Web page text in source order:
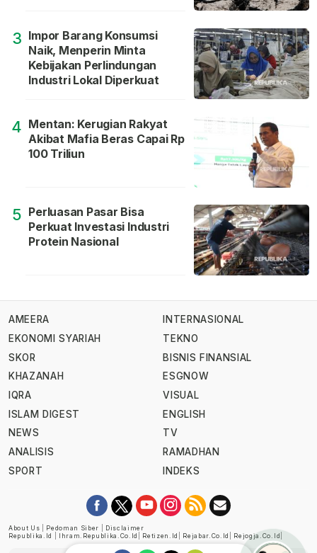
3 Impor Barang Konsumsi
Naik, Menperin Minta
Kebijakan Perlindungan
Industri Lokal Diperkuat
4 Mentan: Kerugian Rakyat
Akibat Mafia Beras Capai Rp
100 Triliun
5 Perluasan Pasar Bisa
Perkuat Investasi Industri
Protein Nasional
AMEERA
EKONOMI SYARIAH
SKOR
KHAZANAH
IQRA
ISLAM DIGEST
NEWS
ANALISIS
SPORT
INTERNASIONAL
TEKNO
BISNIS FINANSIAL
ESGNOW
VISUAL
ENGLISH
TV
RAMADHAN
INDEKS
About Us Pedoman Siber
Disclaimer
Republika.id
Ihram.republika.co.id Retizen.id Rejabar.co.id Rejogja.co.id